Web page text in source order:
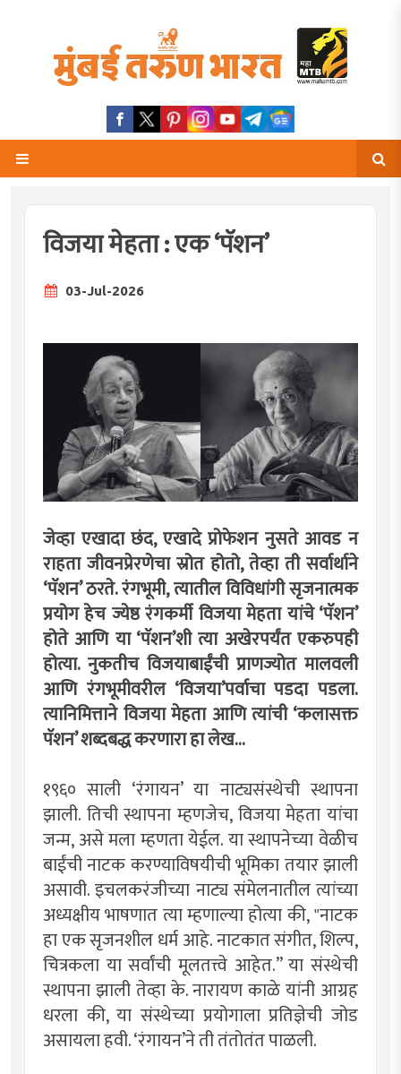
विजया मेहता : एक ‘पॅशन’
03-Jul-2026
जेव्हा एखादा छंद, एखादे प्रोफेशन नुसते आवड न
राहता जीवनप्रेरणेचा स्रोत होतो, तेव्हा ती सर्वार्थाने
‘पॅशन’ ठरते. रंगभूमी, त्यातील विविधांगी सृजनात्मक
प्रयोग हेच ज्येष्ठ रंगकर्मी विजया मेहता यांचे ‘पॅशन’
होते आणि या ‘पॅशन’शी त्या अखेरपर्यंत एकरुपही
होत्या. नुकतीच विजयाबाईंची प्राणज्योत मालवली
आणि रंगभूमीवरील ‘विजया’पर्वाचा पडदा पडला.
त्यानिमित्ताने विजया मेहता आणि त्यांची ‘कलासक्त
पॅशन’ शब्दबद्ध करणारा हा लेख...
१९६० साली ‘रंगायन’ या नाट्यसंस्थेची स्थापना
झाली. तिची स्थापना म्हणजेच, विजया मेहता यांचा
जन्म, असे मला म्हणता येईल. या स्थापनेच्या वेळीच
बाईंची नाटक करण्याविषयीची भूमिका तयार झाली
असावी. इचलकरंजीच्या नाट्य संमेलनातील त्यांच्या
अध्यक्षीय भाषणात त्या म्हणाल्या होत्या की, "नाटक
हा एक सृजनशील धर्म आहे. नाटकात संगीत, शिल्प,
चित्रकला या सर्वांची मूलतत्त्वे आहेत.” या संस्थेची
स्थापना झाली तेव्हा के. नारायण काळे यांनी आग्रह
धरला की, या संस्थेच्या प्रयोगाला प्रतिज्ञेची जोड
असायला हवी. ‘रंगायन’ने ती तंतोतंत पाळली.